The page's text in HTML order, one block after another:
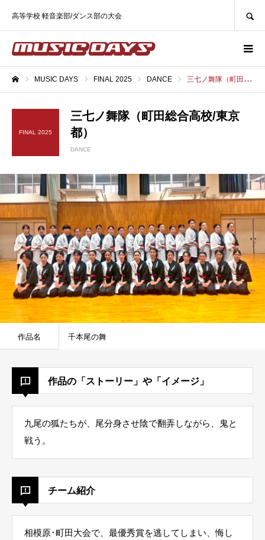
高等学校 軽音楽部/ダンス部の大会
MUSIC DAYS FINAL 2025 DANCE 三七ノ舞隊（町田総合高校/東京都）
FINAL 2025
三七ノ舞隊（町田総合高校/東京
都）
DANCE
作品名 千本尾の舞
作品の「ストーリー」や「イメージ」
九尾の狐たちが、尾分身させ陰で翻弄しながら、鬼と
戦う。
チーム紹介
相模原･町田大会で、最優秀賞を逃してしまい、悔し